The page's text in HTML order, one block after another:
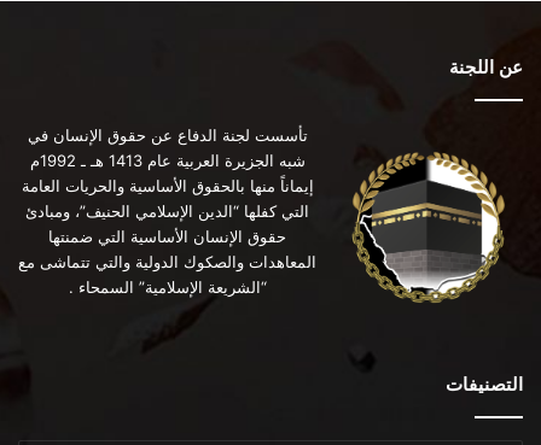
عن اللجنة
تأسست لجنة الدفاع عن حقوق الإنسان في
شبه الجزيرة العربية عام 1413 هـ ـ 1992م
إيماناً منها بالحقوق الأساسية والحريات العامة
التي كفلها “الدين الإسلامي الحنيف”، ومبادئ
حقوق الإنسان الأساسية التي ضمنتها
المعاهدات والصكوك الدولية والتي تتماشى مع
“الشريعة الإسلامية” السمحاء .
التصنيفات